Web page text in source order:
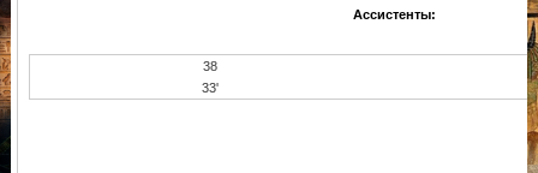
Ассистенты:
38
33'